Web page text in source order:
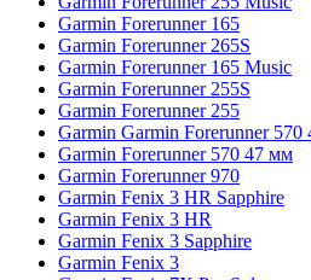
Garmin Forerunner 165
Garmin Forerunner 265S
Garmin Forerunner 165 Music
Garmin Forerunner 255S
Garmin Forerunner 255
Garmin Garmin Forerunner 570
Garmin Forerunner 570 47 мм
Garmin Forerunner 970
Garmin Fenix 3 HR Sapphire
Garmin Fenix 3 HR
Garmin Fenix 3 Sapphire
Garmin Fenix 3